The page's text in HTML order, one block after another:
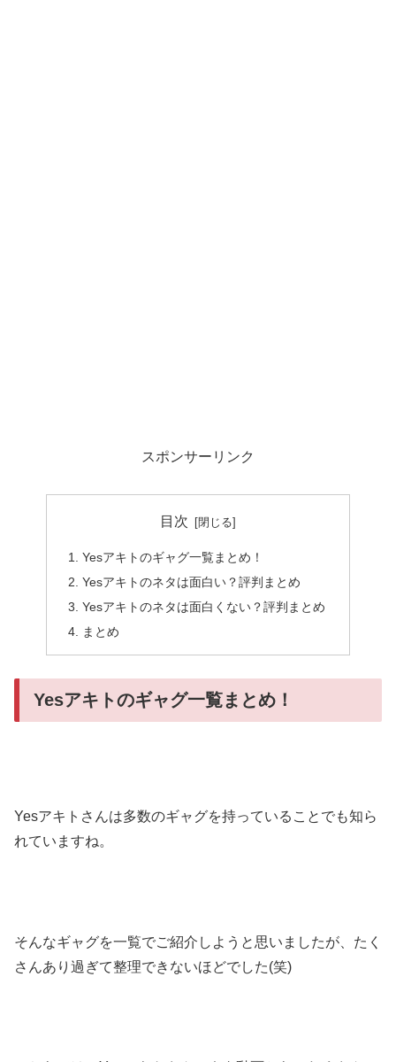
スポンサーリンク
目次
Yesアキトのギャグ一覧まとめ！
Yesアキトのネタは面白い？評判まとめ
Yesアキトのネタは面白くない？評判まとめ
まとめ
Yesアキトのギャグ一覧まとめ！
Yesアキトさんは多数のギャグを持っていることでも知ら
れていますね。
そんなギャグを一覧でご紹介しようと思いましたが、たく
さんあり過ぎて整理できないほどでした(笑)